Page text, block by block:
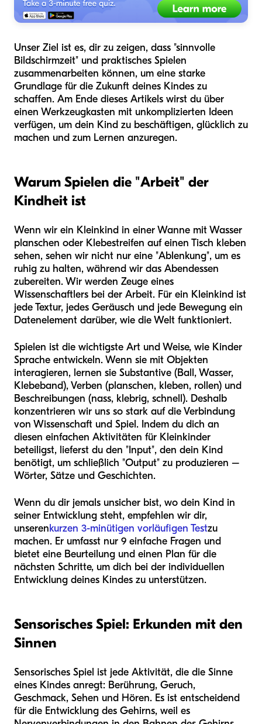
Unser Ziel ist es, dir zu zeigen, dass "sinnvolle
Bildschirmzeit" und praktisches Spielen
zusammenarbeiten können, um eine starke
Grundlage für die Zukunft deines Kindes zu
schaffen. Am Ende dieses Artikels wirst du über
einen Werkzeugkasten mit unkomplizierten Ideen
verfügen, um dein Kind zu beschäftigen, glücklich zu
machen und zum Lernen anzuregen.
Warum Spielen die "Arbeit" der
Kindheit ist
Wenn wir ein Kleinkind in einer Wanne mit Wasser
planschen oder Klebestreifen auf einen Tisch kleben
sehen, sehen wir nicht nur eine "Ablenkung", um es
ruhig zu halten, während wir das Abendessen
zubereiten. Wir werden Zeuge eines
Wissenschaftlers bei der Arbeit. Für ein Kleinkind ist
jede Textur, jedes Geräusch und jede Bewegung ein
Datenelement darüber, wie die Welt funktioniert.
Spielen ist die wichtigste Art und Weise, wie Kinder
Sprache entwickeln. Wenn sie mit Objekten
interagieren, lernen sie Substantive (Ball, Wasser,
Klebeband), Verben (planschen, kleben, rollen) und
Beschreibungen (nass, klebrig, schnell). Deshalb
konzentrieren wir uns so stark auf die Verbindung
von Wissenschaft und Spiel. Indem du dich an
diesen einfachen Aktivitäten für Kleinkinder
beteiligst, lieferst du den "Input", den dein Kind
benötigt, um schließlich "Output" zu produzieren –
Wörter, Sätze und Geschichten.
Wenn du dir jemals unsicher bist, wo dein Kind in
seiner Entwicklung steht, empfehlen wir dir,
unserenkurzen 3-minütigen vorläufigen Testzu
machen. Er umfasst nur 9 einfache Fragen und
bietet eine Beurteilung und einen Plan für die
nächsten Schritte, um dich bei der individuellen
Entwicklung deines Kindes zu unterstützen.
Sensorisches Spiel: Erkunden mit den
Sinnen
Sensorisches Spiel ist jede Aktivität, die die Sinne
eines Kindes anregt: Berührung, Geruch,
Geschmack, Sehen und Hören. Es ist entscheidend
für die Entwicklung des Gehirns, weil es